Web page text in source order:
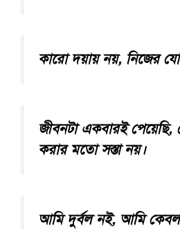
কারো দয়ায় নয়, নিজের
জীবনটা একবারই পেয়েছি,
করার মতো সস্তা নয়।
আমি দুর্বল নই, আমি কেবল